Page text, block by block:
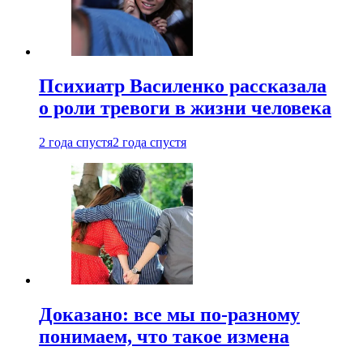
Психиатр Василенко рассказала
о роли тревоги в жизни человека
2 года спустя2 года спустя
Доказано: все мы по-разному
понимаем, что такое измена